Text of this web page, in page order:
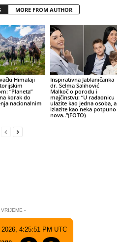
MORE FROM AUTHOR
Himalaji
“Planeta”
korak do
nacionalnim
Inspirativna Jablaničanka
dr. Selma Salihović
Malkoč o porodu i
majčinstvu: “U rađaonicu
ulazite kao jedna osoba, a
izlazite kao neka potpuno
nova..”(FOTO)
VRIJEME -
4:25:51 PM UTC